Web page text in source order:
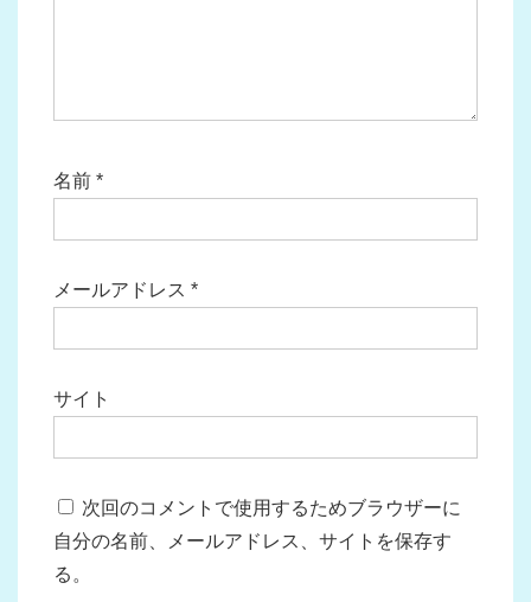
名前 *
メールアドレス *
サイト
次回のコメントで使用するためブラウザーに
自分の名前、メールアドレス、サイトを保存す
る。